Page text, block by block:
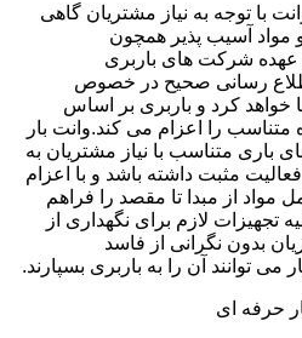
با توجه به نیاز مشتریان گاهی
آسیب پذیر همچون
عهده شرکت های باربری
رسانی صحیح در خصوص
خواهد کرد و باربری بر اساس
متناسب را اعزام می کند.وانت بار
باری متناسب با نیاز مشتریان به
مثبت داشته باشد و با اعزام
مواد از مبدا تا مقصد را فراهم
تجهیزات لازم برای نگهداری از
بدون نگرانی از فاسد
توانند آن را به باربری بسپارند.
حرفه ای